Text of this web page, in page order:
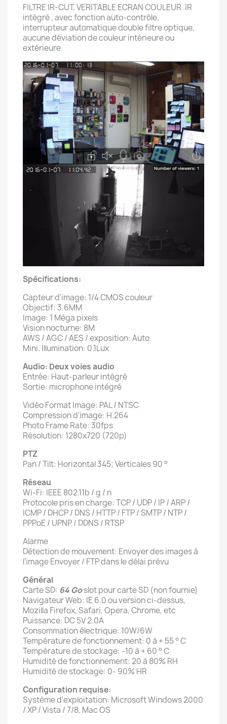
FILTRE IR-CUT, VERITABLE ECRAN COULEUR. IR
intégré , avec fonction auto-contrôle,
interrupteur automatique double filtre optique,
aucune déviation de couleur intérieure ou
extérieure.
Spécifications:
Capteur d'image: 1/4 CMOS couleur
Objectif: 3.6MM
Image: 1 Méga pixels
Vision nocturne: 8M
AWS / AGC / AES / exposition: Auto
Mini. Illumination: 0.1Lux
Audio: Deux voies audio
Entrée: Haut-parleur intégré
Sortie: microphone intégré
Vidéo Format Image: PAL / NTSC
Compression d'image: H.264
Photo Frame Rate: 30fps
Résolution: 1280x720 (720p)
PTZ
Pan / Tilt: Horizontal 345; Verticales 90 °
Réseau
Wi-Fi: IEEE 802.11b / g / n
Protocole pris en charge: TCP / UDP / IP / ARP /
ICMP / DHCP / DNS / HTTP / FTP / SMTP / NTP /
PPPoE / UPNP / DDNS / RTSP
Alarme
Détection de mouvement: Envoyer des images à
l'image Envoyer / FTP dans le délai prévu
Général
Carte SD: 64 Goslot pour carte SD (non fournie)
Navigateur Web: IE 6.0 ou version ci-dessus,
Mozilla Firefox, Safari, Opera, Chrome, etc
Puissance: DC 5V 2.0A
Consommation électrique: 10W/6W
Température de fonctionnement: 0 à + 55 ° C
Température de stockage: -10 à + 60 ° C
Humidité de fonctionnement: 20 à 80% RH
Humidité de stockage: 0- 90% HR
Configuration requise:
Système d'exploitation: Microsoft Windows 2000
/ XP / Vista / 7/8, Mac OS